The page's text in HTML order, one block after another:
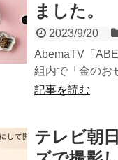
ました。
2023/9/20
AbemaTV「
組内で「金のお
記事を読む
テレビ朝